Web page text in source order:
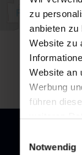
zu
anbieten zu
Website zu
Website an
Werbung
führen
weiteren
Nutzung
Notwendig
back to